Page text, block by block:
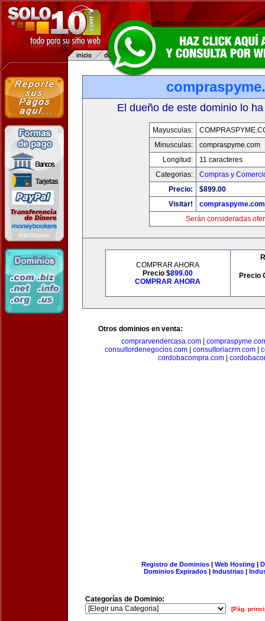
El dueño de este dominio lo
Mayusculas:
Minusculas:
compraspyme.com
Longitud:
11 caracteres
Categorias:
Compras y
Precio:
$899.00
Visitar!
compraspyme.com
Serán consideradas
COMPRAR AHORA
Precio $899.00
COMPRAR AHORA
Precio
Otros dominios en venta:
comprarvendercasa.com|
consultordenegocios.com| consultoriacrm.com|
cordobacompra.com|
Registro de Dominios| Web Hosting |
Dominios Expirados | Industrias |
Categorías de Dominio:
[Pág.